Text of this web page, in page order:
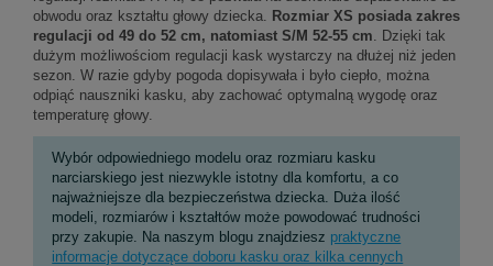
obwodu oraz kształtu głowy dziecka. Rozmiar XS posiada zakres
regulacji od 49 do 52 cm, natomiast S/M 52-55 cm . Dzięki tak
dużym możliwościom regulacji kask wystarczy na dłużej niż jeden
sezon. W razie gdyby pogoda dopisywała i było ciepło, można
odpiąć nauszniki kasku, aby zachować optymalną wygodę oraz
temperaturę głowy.
Wybór odpowiedniego modelu oraz rozmiaru kasku
narciarskiego jest niezwykle istotny dla komfortu, a co
najważniejsze dla bezpieczeństwa dziecka. Duża ilość
modeli, rozmiarów i kształtów może powodować trudności
przy zakupie. Na naszym blogu znajdziesz praktyczne
informacje dotyczące doboru kasku oraz kilka cennych